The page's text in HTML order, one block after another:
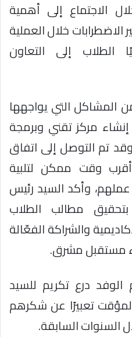
الاجتماع إلى أهمية
الاضطرابات خلال العملية
الطلاب إلى التعاون
المشاكل التي يواجهها
مركز تقني وبرمجة
تم التوصل إلى اتفاق
وقت ممكن لتلبية
وأكد السيد رئيس
مطالب الطلاب
والشراكة الفعّالة
مستقبل مشرق.
درع تكريم للسيد
تعبيرًا عن شكرهم
السنوات السابقة.